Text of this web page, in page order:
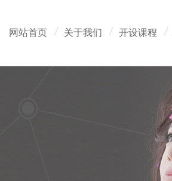
网站首页 关于我们 开设课程